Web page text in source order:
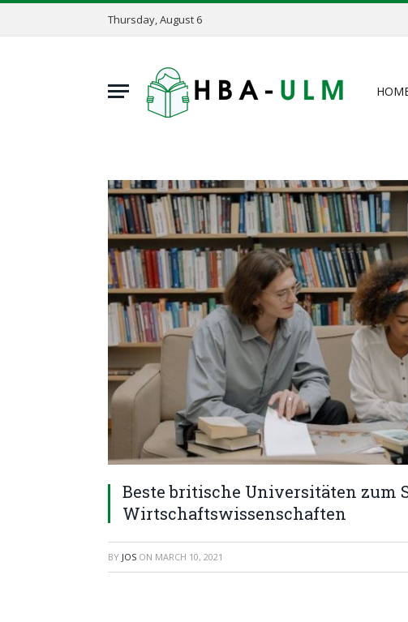
Thursday, August 6
Beste britische Universitäten zum
Wirtschaftswissenschaften
BY JOS ON MARCH 10, 2021